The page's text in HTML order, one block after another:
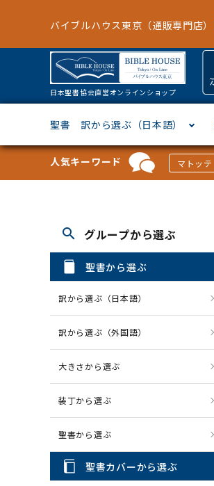
バイブルハウス東京（通販専門店）
日本聖書協会直営オンラインショップ
聖書 訳から選ぶ（日本語）
新改訳
ドイツ語
ジッパー付き聖書カバー
パスケース・ネクタイピン
CD・MP3
聖書通読
「な行」から選ぶ
人気キーワード マトッテ
search グループから選ぶ
聖書から選ぶ
訳から選ぶ（日本語）
訳から選ぶ（外国語）
大きさから選ぶ
装丁から選ぶ
聖書から選ぶ
聖書カバーから選ぶ